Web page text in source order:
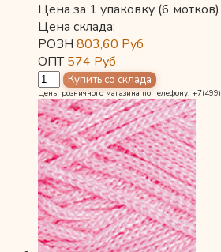
Цена за 1 упаковку (6 мотков)
Цена склада:
РОЗН 803,60 Руб
ОПТ574 Руб
Цены розничного магазина по телефону: